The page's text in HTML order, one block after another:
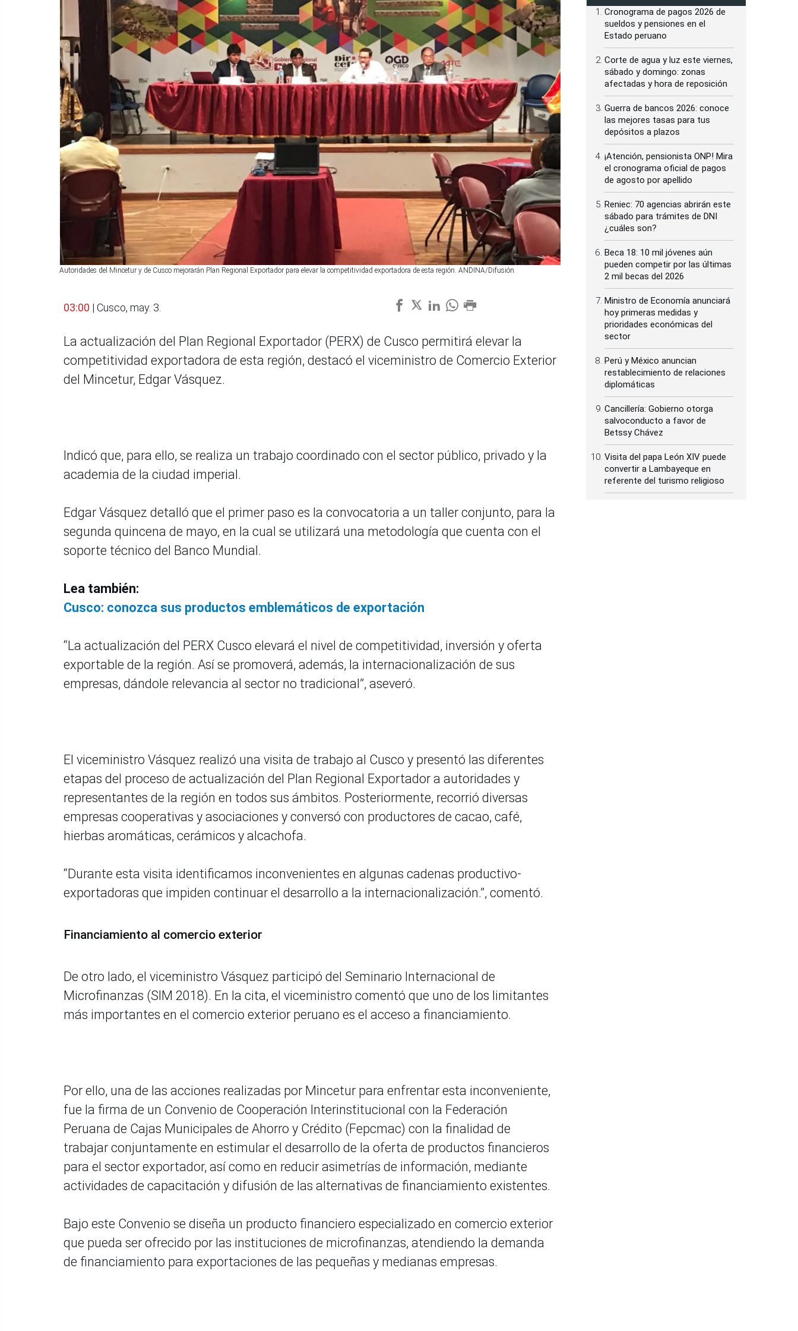
Autoridades del Mincetur y de Cusco mejorarán Plan Regional Exportador para elevar la competitividad exportadora de esta región. ANDINA/Difusión
03:00 | Cusco, may. 3.
La actualización del Plan Regional Exportador (PERX) de Cusco permitirá elevar la
competitividad exportadora de esta región, destacó el viceministro de Comercio Exterior
del Mincetur, Edgar Vásquez.
Indicó que, para ello, se realiza un trabajo coordinado con el sector público, privado y la
academia de la ciudad imperial.
Edgar Vásquez detalló que el primer paso es la convocatoria a un taller conjunto, para la
segunda quincena de mayo, en la cual se utilizará una metodología que cuenta con el
soporte técnico del Banco Mundial.
Lea también:
Cusco: conozca sus productos emblemáticos de exportación
“La actualización del PERX Cusco elevará el nivel de competitividad, inversión y oferta
exportable de la región. Así se promoverá, además, la internacionalización de sus
empresas, dándole relevancia al sector no tradicional”, aseveró.
El viceministro Vásquez realizó una visita de trabajo al Cusco y presentó las diferentes
etapas del proceso de actualización del Plan Regional Exportador a autoridades y
representantes de la región en todos sus ámbitos. Posteriormente, recorrió diversas
empresas cooperativas y asociaciones y conversó con productores de cacao, café,
hierbas aromáticas, cerámicos y alcachofa.
“Durante esta visita identificamos inconvenientes en algunas cadenas productivo-
exportadoras que impiden continuar el desarrollo a la internacionalización.”, comentó.
Financiamiento al comercio exterior
De otro lado, el viceministro Vásquez participó del Seminario Internacional de
Microfinanzas (SIM 2018). En la cita, el viceministro comentó que uno de los limitantes
más importantes en el comercio exterior peruano es el acceso a financiamiento.
Por ello, una de las acciones realizadas por Mincetur para enfrentar esta inconveniente,
fue la firma de un Convenio de Cooperación Interinstitucional con la Federación
Peruana de Cajas Municipales de Ahorro y Crédito (Fepcmac) con la finalidad de
trabajar conjuntamente en estimular el desarrollo de la oferta de productos financieros
para el sector exportador, así como en reducir asimetrías de información, mediante
actividades de capacitación y difusión de las alternativas de financiamiento existentes.
Bajo este Convenio se diseña un producto financiero especializado en comercio exterior
que pueda ser ofrecido por las instituciones de microfinanzas, atendiendo la demanda
de financiamiento para exportaciones de las pequeñas y medianas empresas.
Cronograma de pagos 2026 de
sueldos y pensiones en el
Estado peruano
Corte de agua y luz este viernes,
sábado y domingo: zonas
afectadas y hora de reposición
Guerra de bancos 2026: conoce
las mejores tasas para tus
depósitos a plazos
¡Atención, pensionista ONP! Mira
el cronograma oficial de pagos
de agosto por apellido
Reniec: 70 agencias abrirán este
sábado para trámites de DNI
¿cuáles son?
Beca 18: 10 mil jóvenes aún
pueden competir por las últimas
2 mil becas del 2026
Ministro de Economía anunciará
hoy primeras medidas y
prioridades económicas del
sector
Perú y México anuncian
restablecimiento de relaciones
diplomáticas
Cancillería: Gobierno otorga
salvoconducto a favor de
Betssy Chávez
Visita del papa León XIV puede
convertir a Lambayeque en
referente del turismo religioso